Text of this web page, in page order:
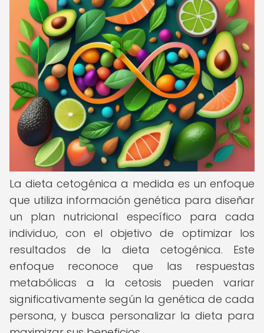
La dieta cetogénica a medida es un enfoque
que utiliza información genética para diseñar
un plan nutricional específico para cada
individuo, con el objetivo de optimizar los
resultados de la dieta cetogénica. Este
enfoque reconoce que las respuestas
metabólicas a la cetosis pueden variar
significativamente según la genética de cada
persona, y busca personalizar la dieta para